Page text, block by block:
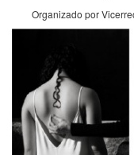
Organizado por